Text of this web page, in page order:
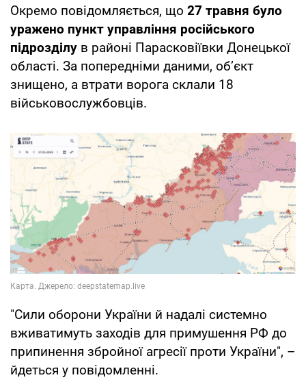
Окремо повідомляється, що 27 травня було
уражено пункт управління російського
підрозділу в районі Парасковіївки Донецької
області. За попередніми даними, об’єкт
знищено, а втрати ворога склали 18
військовослужбовців.
"Сили оборони України й надалі системно
вживатимуть заходів для примушення РФ до
припинення збройної агресії проти України", –
йдеться у повідомленні.